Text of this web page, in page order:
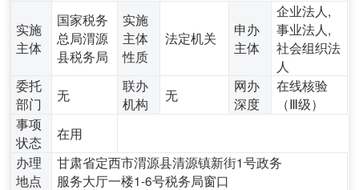
实施
主体
国家税务
总局渭源
县税务局
实施
主体
性质
法定机关
申办
主体
企业法人,
事业法人,
社会组织法
人
委托
部门
无
联办
机构
无
网办
深度
在线核验
（Ⅲ级）
事项
状态
在用
办理
地点
甘肃省定西市渭源县清源镇新街1号政务
服务大厅一楼1-6号税务局窗口